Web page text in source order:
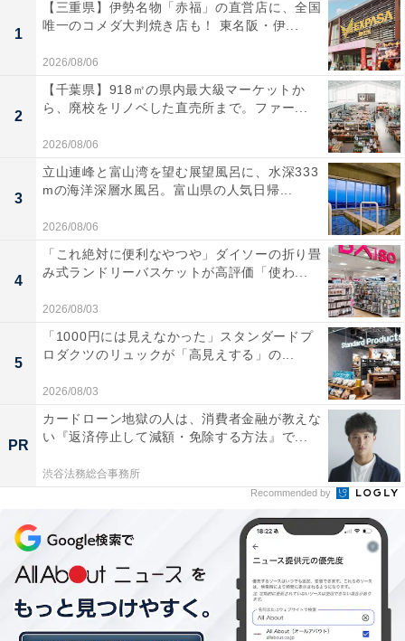
1
【三重県】伊勢名物「赤福」の直営店に、全国
唯一のコメダ大判焼き店も！ 東名阪・伊...
2026/08/06
2
【千葉県】918㎡の県内最大級マーケットか
ら、廃校をリノベした直売所まで。ファー...
2026/08/06
3
立山連峰と富山湾を望む展望風呂に、水深333
mの海洋深層水風呂。富山県の人気日帰...
2026/08/06
4
「これ絶対に便利なやつや」ダイソーの折り畳
み式ランドリーバスケットが高評価「使わ...
2026/08/03
5
「1000円には見えなかった」スタンダードプ
ロダクツのリュックが「高見えする」の...
2026/08/03
PR
カードローン地獄の人は、消費者金融が教えな
い『返済停止して減額・免除する方法』で...
渋谷法務総合事務所
Recommended by